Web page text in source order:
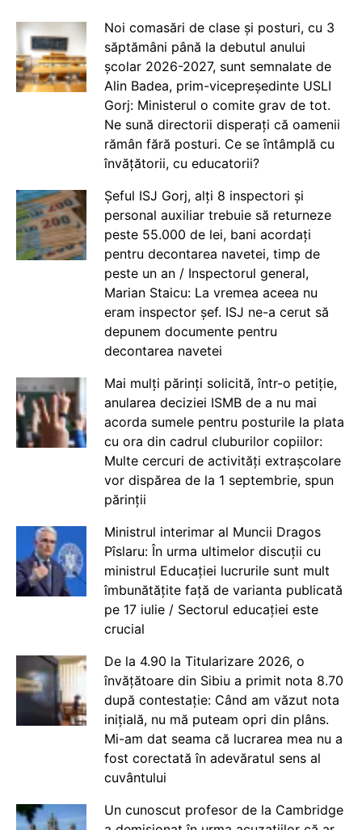
Noi comasări de clase și posturi, cu 3
săptămâni până la debutul anului
școlar 2026-2027, sunt semnalate de
Alin Badea, prim-vicepreședinte USLI
Gorj: Ministerul o comite grav de tot.
Ne sună directorii disperați că oamenii
rămân fără posturi. Ce se întâmplă cu
învățătorii, cu educatorii?
Șeful ISJ Gorj, alți 8 inspectori și
personal auxiliar trebuie să returneze
peste 55.000 de lei, bani acordați
pentru decontarea navetei, timp de
peste un an / Inspectorul general,
Marian Staicu: La vremea aceea nu
eram inspector șef. ISJ ne-a cerut să
depunem documente pentru
decontarea navetei
Mai mulți părinți solicită, într-o petiție,
anularea deciziei ISMB de a nu mai
acorda sumele pentru posturile la plata
cu ora din cadrul cluburilor copiilor:
Multe cercuri de activități extrașcolare
vor dispărea de la 1 septembrie, spun
părinții
Ministrul interimar al Muncii Dragos
Pîslaru: În urma ultimelor discuții cu
ministrul Educației lucrurile sunt mult
îmbunătățite față de varianta publicată
pe 17 iulie / Sectorul educației este
crucial
De la 4.90 la Titularizare 2026, o
învățătoare din Sibiu a primit nota 8.70
după contestație: Când am văzut nota
inițială, nu mă puteam opri din plâns.
Mi-am dat seama că lucrarea mea nu a
fost corectată în adevăratul sens al
cuvântului
Un cunoscut profesor de la Cambridge